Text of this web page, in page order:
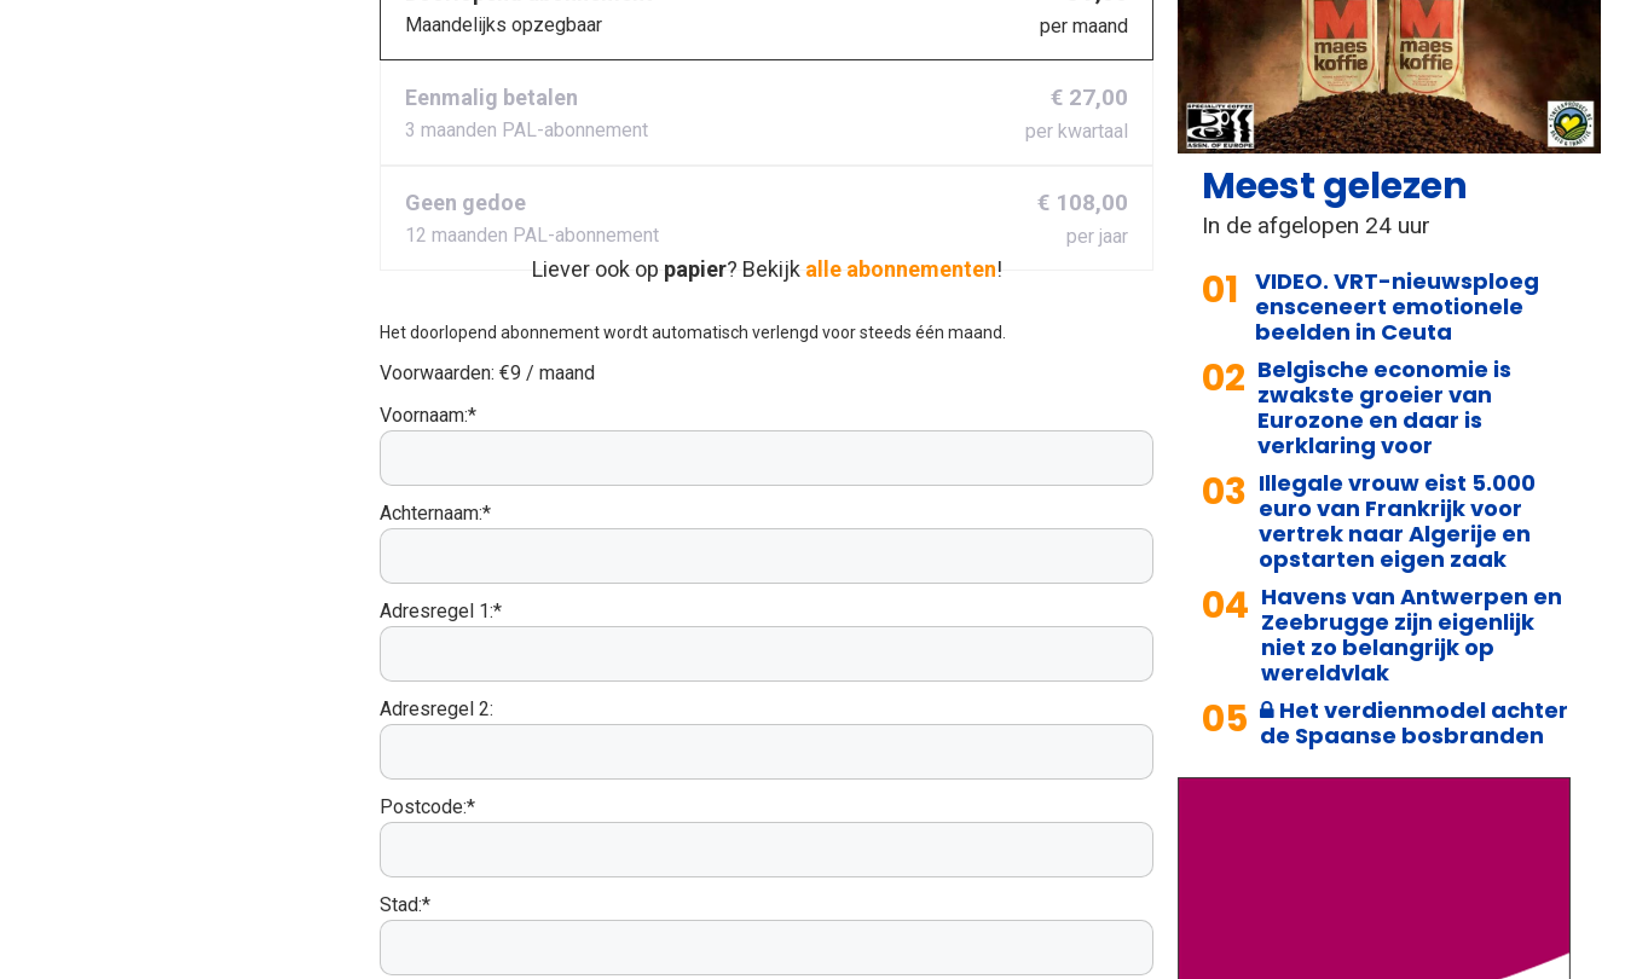
Maandelijks opzegbaar per maand
Eenmalig betalen
3 maanden PAL-abonnement
€ 27,00
per kwartaal
Geen gedoe
12 maanden PAL-abonnement
€ 108,00
per jaar
Liever ook op papier? Bekijk alle abonnementen!
Het doorlopend abonnement wordt automatisch verlengd voor steeds één maand.
Voorwaarden: €9 / maand
Voornaam:*
Achternaam:*
Adresregel 1:*
Adresregel 2:
Postcode:*
Stad:*
Meest gelezen
In de afgelopen 24 uur
01 VIDEO. VRT-nieuwsploeg
ensceneert emotionele
beelden in Ceuta
02 Belgische economie is
zwakste groeier van
Eurozone en daar is
verklaring voor
03 Illegale vrouw eist 5.000
euro van Frankrijk voor
vertrek naar Algerije en
opstarten eigen zaak
04 Havens van Antwerpen en
Zeebrugge zijn eigenlijk
niet zo belangrijk op
wereldvlak
05
Het verdienmodel achter
de Spaanse bosbranden